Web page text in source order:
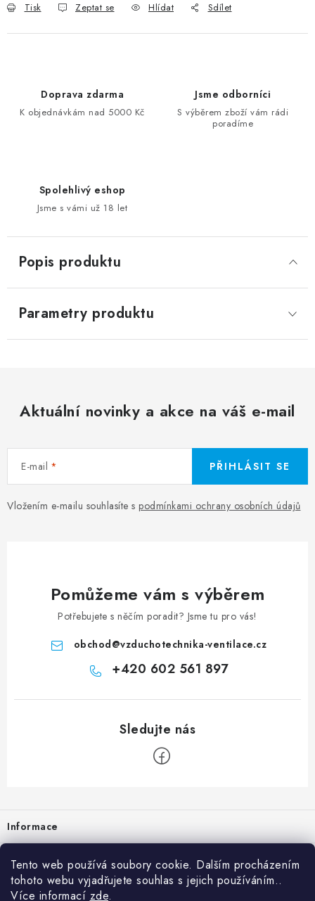
Tento web používá soubory cookie. Dalším procházením
tohoto webu vyjadřujete souhlas s jejich používáním..
Více informací zde.
Tisk Zeptat se Hlídat Sdílet
Doprava zdarma
K objednávkám nad 5000 Kč
Jsme odborníci
S výběrem zboží vám rádi
poradíme
Spolehlivý eshop
Jsme s vámi už 18 let
Popis produktu
Parametry produktu
Aktuální novinky a akce na váš e-mail
E-mail
Vložením e-mailu souhlasíte s podmínkami ochrany osobních údajů
PŘIHLÁSIT SE
Pomůžeme vám s výběrem
Potřebujete s něčím poradit? Jsme tu pro vás!
obchod@vzduchotechnika-ventilace.cz
+420 602 561 897
Informace
Prodejna
Rady a tipy